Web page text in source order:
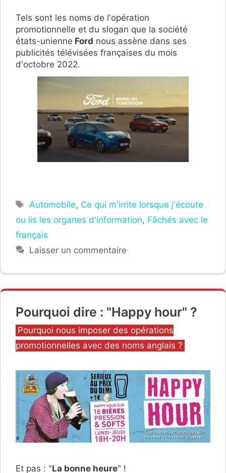
Tels sont les noms de l'opération
promotionnelle et du slogan que la société
états-unienne Ford nous assène dans ses
publicités télévisées françaises du mois
d'octobre 2022.
Étiquettes
Automobile, Ce qui m'irrite lorsque j'écoute
ou lis les organes d'information, Fâchés avec le
français
Laisser un commentaire
Pourquoi dire : "Happy hour" ?
Catégories
Pourquoi nous imposer des opérations
promotionnelles avec des noms anglais ?
Et pas : "La bonne heure" !